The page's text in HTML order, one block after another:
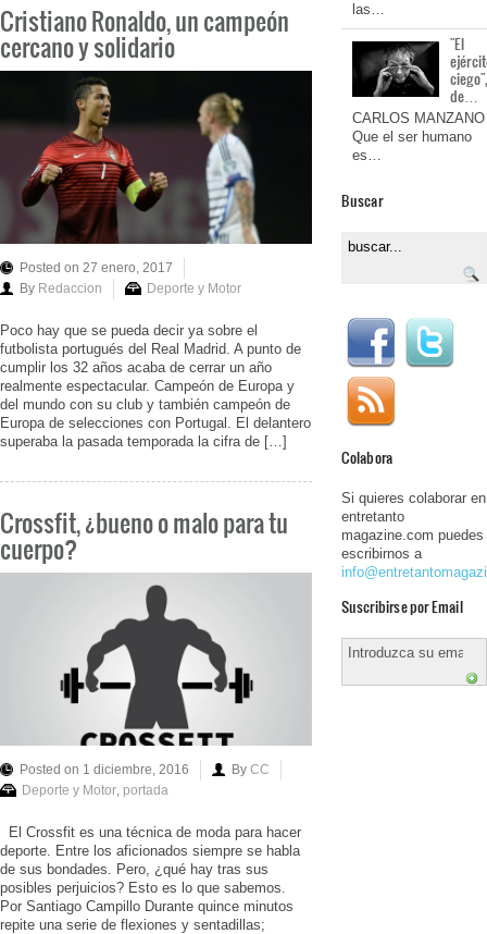
Cristiano Ronaldo, un campeón
cercano y solidario
Posted on 27 enero, 2017
By Redaccion Deporte y Motor
Poco hay que se pueda decir ya sobre el
futbolista portugués del Real Madrid. A punto de
cumplir los 32 años acaba de cerrar un año
realmente espectacular. Campeón de Europa y
del mundo con su club y también campeón de
Europa de selecciones con Portugal. El delantero
superaba la pasada temporada la cifra de […]
Crossfit, ¿bueno o malo para tu
cuerpo?
Posted on 1 diciembre, 2016 By CC
Deporte y Motor, portada
El Crossfit es una técnica de moda para hacer
deporte. Entre los aficionados siempre se habla
de sus bondades. Pero, ¿qué hay tras sus
posibles perjuicios? Esto es lo que sabemos.
Por Santiago Campillo Durante quince minutos
repite una serie de flexiones y sentadillas;
las…
"El
de…
CARLOS MANZANO
Que el ser humano
es…
Buscar
Colabora
Si quieres colaborar en
entretanto
magazine.com puedes
escribirnos a
Suscribirse por Email